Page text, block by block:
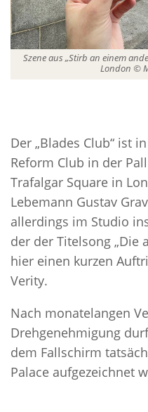
Szene aus „Stirb an einem
London ©
Der „Blades Club“ ist
Reform Club in der
Trafalgar Square in
Lebemann Gustav
allerdings im Studio
der der Titelsong „Die
hier einen kurzen
Verity.
Nach monatelangen
Drehgenehmigung
dem Fallschirm
Palace aufgezeichnet